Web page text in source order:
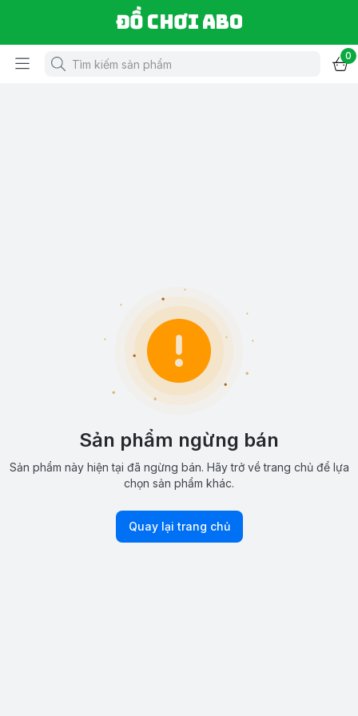
Đồ chơi ABO
0
Sản phẩm ngừng bán
Sản phẩm này hiện tại đã ngừng bán. Hãy trở về trang chủ để lựa
chọn sản phẩm khác.
Quay lại trang chủ